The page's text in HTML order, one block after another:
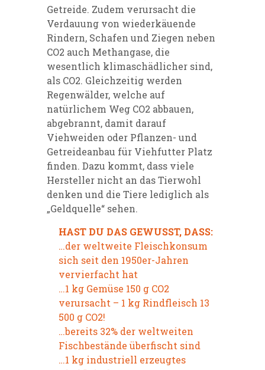
Getreide. Zudem verursacht die
Verdauung von wiederkäuende
Rindern, Schafen und Ziegen neben
CO2 auch Methangase, die
wesentlich klimaschädlicher sind,
als CO2. Gleichzeitig werden
Regenwälder, welche auf
natürlichem Weg CO2 abbauen,
abgebrannt, damit darauf
Viehweiden oder Pflanzen- und
Getreideanbau für Viehfutter Platz
finden. Dazu kommt, dass viele
Hersteller nicht an das Tierwohl
denken und die Tiere lediglich als
„Geldquelle“ sehen.
HAST DU DAS GEWUSST, DASS:
…der weltweite Fleischkonsum
sich seit den 1950er-Jahren
vervierfacht hat
…1 kg Gemüse 150 g CO2
verursacht – 1 kg Rindfleisch 13
500 g CO2!
…bereits 32% der weltweiten
Fischbestände überfischt sind
…1 kg industriell erzeugtes